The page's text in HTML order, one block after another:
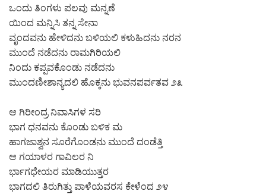
ಒಂದು ತಿಂಗಳು ಪಲವು ಮನ್ನಣೆ
ಯಿಂದ ಮನ್ನಿಸಿ ತನ್ನ ಸೇನಾ
ವೃಂದವನು ಹೇಳಿದನು ಬಳಿಯಲಿ ಕಳುಹಿದನು ನರನ
ಮುಂದೆ ನಡೆದನು ರಾಮಗಿರಿಯಲಿ
ನಿಂದು ಕಪ್ಪವಕೊಂಡು ನಡೆದನು
ಮುಂದಣೀಶಾನ್ಯದಲಿ ಹೊಕ್ಕನು ಭುವನಪರ್ವತವ ೨೩
ಆ ಗಿರೀಂದ್ರ ನಿವಾಸಿಗಳ ಸರಿ
ಭಾಗ ಧನವನು ಕೊಂಡು ಬಳಿಕ ಮ
ಹಾಗಜಾಶ್ವನ ಸೂರೆಗೊಂಡನು ಮುಂದೆ ದಂಡೆತ್ತಿ
ಆ ಗಯಾಳರ ಗಾವಿಲರ ನಿ
ರ್ಭಾಗಧೇಯರ ಮಾಡಿಯುತ್ತರ
ಭಾಗದಲಿ ತಿರುಗಿತ್ತು ಪಾಳೆಯವರಸ ಕೇಳೆಂದ ೨೪